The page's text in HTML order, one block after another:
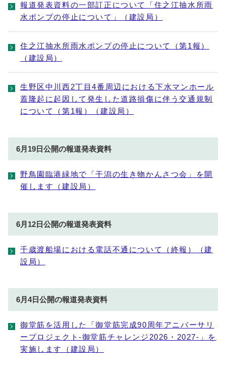
報道発表資料の一部訂正について「住之江抽⽔所⾬
⽔ポンプの停⽌について」（建設局）
住之江抽水所雨水ポンプの停止について（第1報）
（建設局）
生野区中川西2丁目4番周辺における下水マンホール
蓋隆起に起因して発生した道路損傷に伴う交通規制
について（第1報）（建設局）
6月19日公開の報道発表資料
野鳥園臨港緑地で「干潟の生き物かんさつ会」を開
催します（建設局）
6月12日公開の報道発表資料
千歳渡船場における電話不通について（終報）（建
設局）
6月4日公開の報道発表資料
御堂筋を活用した「御堂筋完成90周年アニバーサリ
ープロジェクト-御堂筋チャレンジ2026・2027-」を
実施します（建設局）